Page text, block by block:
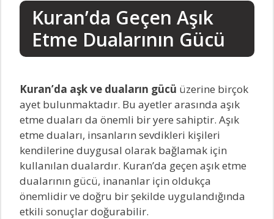
Kuran’da Geçen Aşık
Etme Dualarının Gücü
Kuran’da aşk ve duaların gücü üzerine birçok
ayet bulunmaktadır. Bu ayetler arasında aşık
etme duaları da önemli bir yere sahiptir. Aşık
etme duaları, insanların sevdikleri kişileri
kendilerine duygusal olarak bağlamak için
kullanılan dualardır. Kuran’da geçen aşık etme
dualarının gücü, inananlar için oldukça
önemlidir ve doğru bir şekilde uygulandığında
etkili sonuçlar doğurabilir.